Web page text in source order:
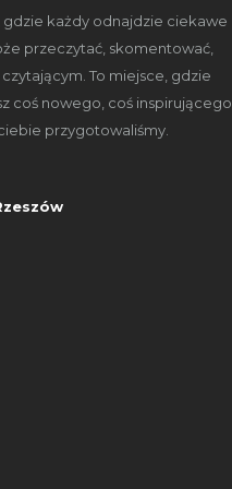
gdzie każdy odnajdzie ciekawe
przeczytać, skomentować,
To miejsce, gdzie
coś nowego, coś inspirującego.
przygotowaliśmy.